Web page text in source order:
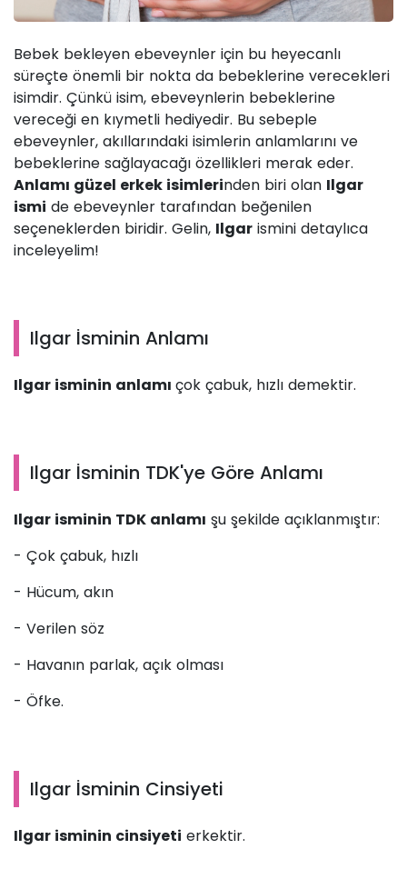
Bebek bekleyen ebeveynler için bu heyecanlı
süreçte önemli bir nokta da bebeklerine verecekleri
isimdir. Çünkü isim, ebeveynlerin bebeklerine
vereceği en kıymetli hediyedir. Bu sebeple
ebeveynler, akıllarındaki isimlerin anlamlarını ve
bebeklerine sağlayacağı özellikleri merak eder.
Anlamı güzel erkek isimlerinden biri olan Ilgar
ismi de ebeveynler tarafından beğenilen
seçeneklerden biridir. Gelin, Ilgar ismini detaylıca
inceleyelim!
Ilgar İsminin Anlamı
Ilgar isminin anlamı çok çabuk, hızlı demektir.
Ilgar İsminin TDK'ye Göre Anlamı
Ilgar isminin TDK anlamı şu şekilde açıklanmıştır:
- Çok çabuk, hızlı
- Hücum, akın
- Verilen söz
- Havanın parlak, açık olması
- Öfke.
Ilgar İsminin Cinsiyeti
Ilgar isminin cinsiyeti erkektir.